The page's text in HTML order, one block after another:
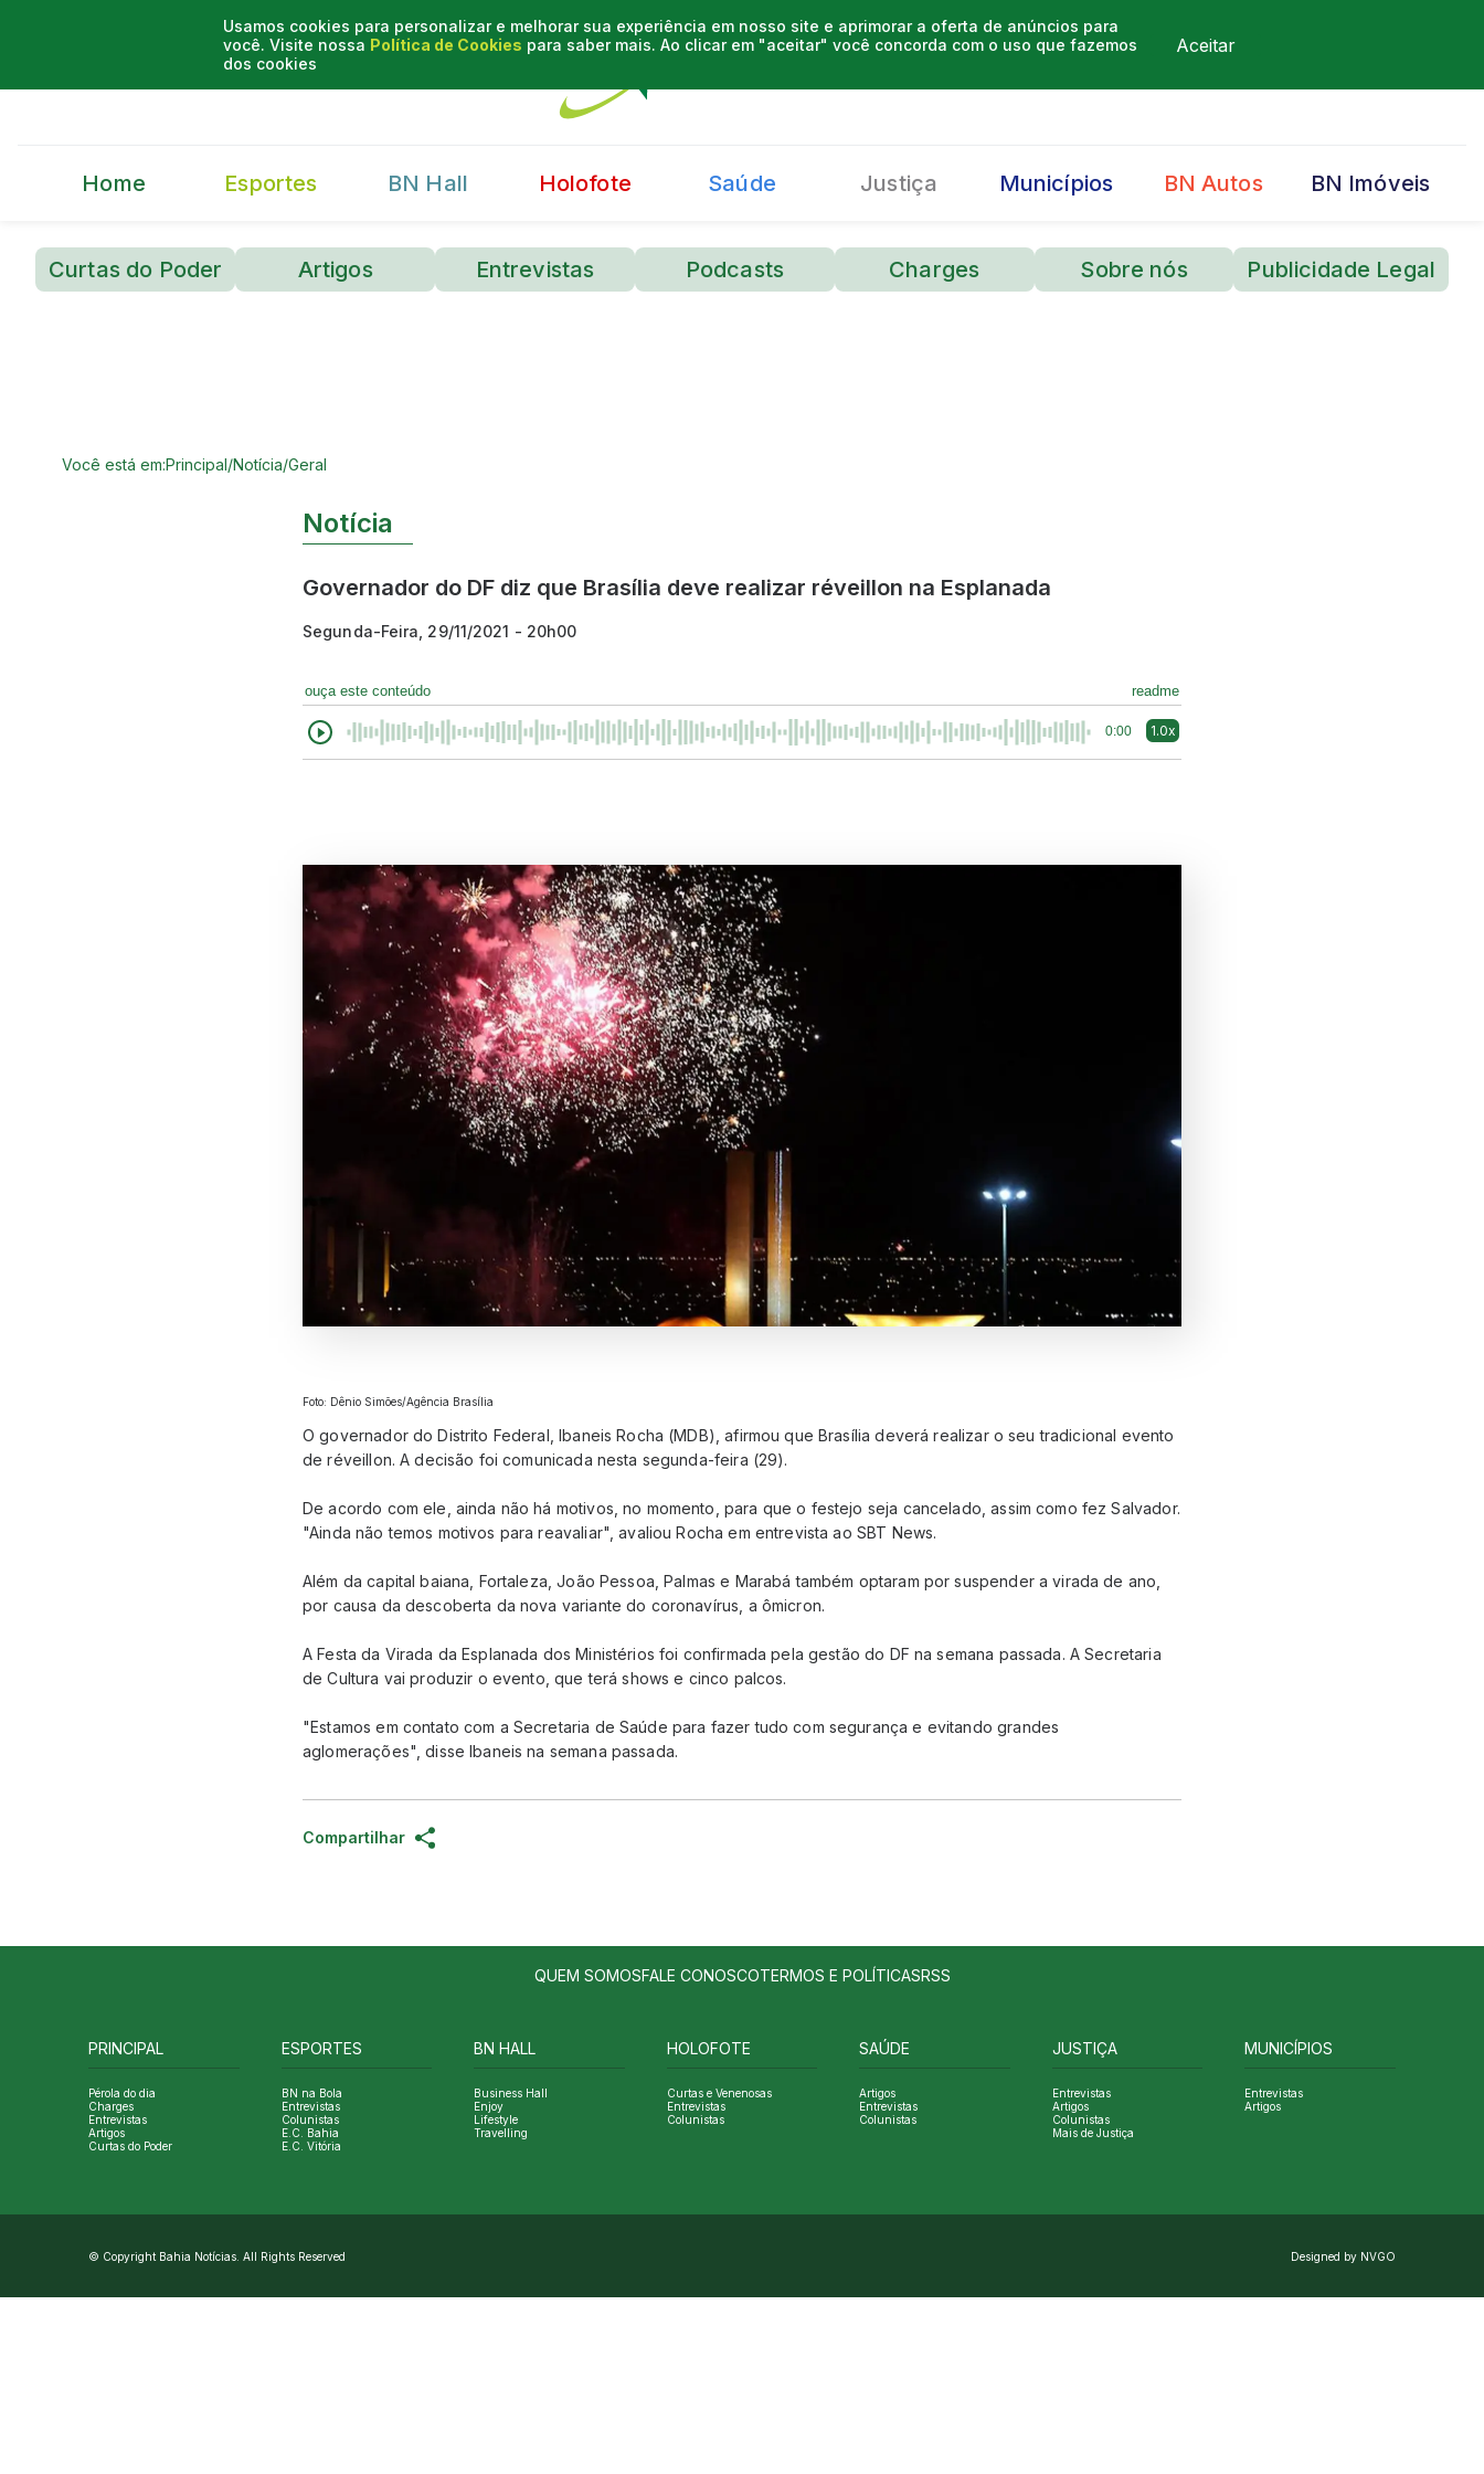
Usamos cookies para personalizar e melhorar sua experiência em nosso site e aprimorar a oferta de anúncios para
você. Visite nossa Política de Cookies para saber mais. Ao clicar em "aceitar" você concorda com o uso que fazemos
dos cookies
Aceitar
Home Esportes BN Hall Holofote Saúde Justiça Municípios BN Autos BN Imóveis
Curtas do Poder Artigos Entrevistas Podcasts Charges Sobre nós Publicidade Legal
Você está em:Principal/Notícia/Geral
Notícia
Governador do DF diz que Brasília deve realizar réveillon na Esplanada
Segunda-Feira, 29/11/2021 - 20h00
ouça este conteúdo readme
0:00 1.0x
Foto: Dênio Simões/Agência Brasília
O governador do Distrito Federal, Ibaneis Rocha (MDB), afirmou que Brasília deverá realizar o seu tradicional evento
de réveillon. A decisão foi comunicada nesta segunda-feira (29).
De acordo com ele, ainda não há motivos, no momento, para que o festejo seja cancelado, assim como fez Salvador.
"Ainda não temos motivos para reavaliar", avaliou Rocha em entrevista ao SBT News.
Além da capital baiana, Fortaleza, João Pessoa, Palmas e Marabá também optaram por suspender a virada de ano,
por causa da descoberta da nova variante do coronavírus, a ômicron.
A Festa da Virada da Esplanada dos Ministérios foi confirmada pela gestão do DF na semana passada. A Secretaria
de Cultura vai produzir o evento, que terá shows e cinco palcos.
"Estamos em contato com a Secretaria de Saúde para fazer tudo com segurança e evitando grandes
aglomerações", disse Ibaneis na semana passada.
Compartilhar
QUEM SOMOSFALE CONOSCOTERMOS E POLÍTICASRSS
PRINCIPAL
Pérola do dia
Charges
Entrevistas
Artigos
Curtas do Poder
ESPORTES
BN na Bola
Entrevistas
Colunistas
E.C. Bahia
E.C. Vitória
BN HALL
Business Hall
Enjoy
Lifestyle
Travelling
HOLOFOTE
Curtas e Venenosas
Entrevistas
Colunistas
SAÚDE
Artigos
Entrevistas
Colunistas
JUSTIÇA
Entrevistas
Artigos
Colunistas
Mais de Justiça
MUNICÍPIOS
Entrevistas
Artigos
© Copyright Bahia Notícias. All Rights Reserved Designed by NVGO